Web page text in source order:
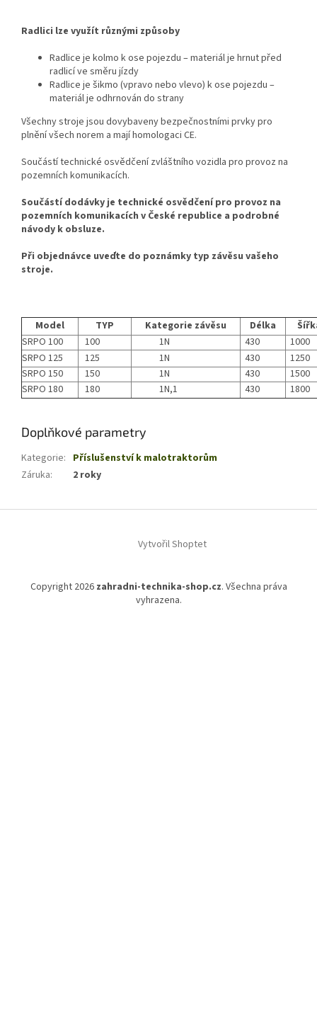
Radlici lze využít různými způsoby
Radlice je kolmo k ose pojezdu – materiál je hrnut před
radlicí ve směru jízdy
Radlice je šikmo (vpravo nebo vlevo) k ose pojezdu –
materiál je odhrnován do strany
Všechny stroje jsou dovybaveny bezpečnostními prvky pro
plnění všech norem a mají homologaci CE.
Součástí technické osvědčení zvláštního vozidla pro provoz na
pozemních komunikacích.
Součástí dodávky je technické osvědčení pro provoz na
pozemních komunikacích v České republice a podrobné
návody k obsluze.
Při objednávce uveďte do poznámky typ závěsu vašeho
stroje.
Model TYP Kategorie závěsu Délka
SRPO 100
100 1N 430
1000
SRPO 125
125 1N 430
1250
SRPO 150
150 1N 430
1500
SRPO 180
180 1N,1 430 1800
Doplňkové parametry
Kategorie: Příslušenství k malotraktorům
Záruka: 2 roky
Vytvořil Shoptet
Copyright 2026 zahradni-technika-shop.cz. Všechna práva
vyhrazena.